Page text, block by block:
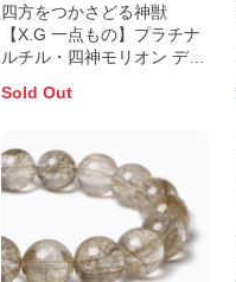
四方をつかさどる神獣
【X.G 一点もの】プラチナ
ルチル・四神モリオン デザ
Sold Out